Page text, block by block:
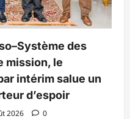
des
mission, le
intérim salue un
d’espoir
2026 0